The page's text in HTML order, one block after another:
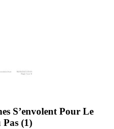
S’envolent Pour Le
(1)